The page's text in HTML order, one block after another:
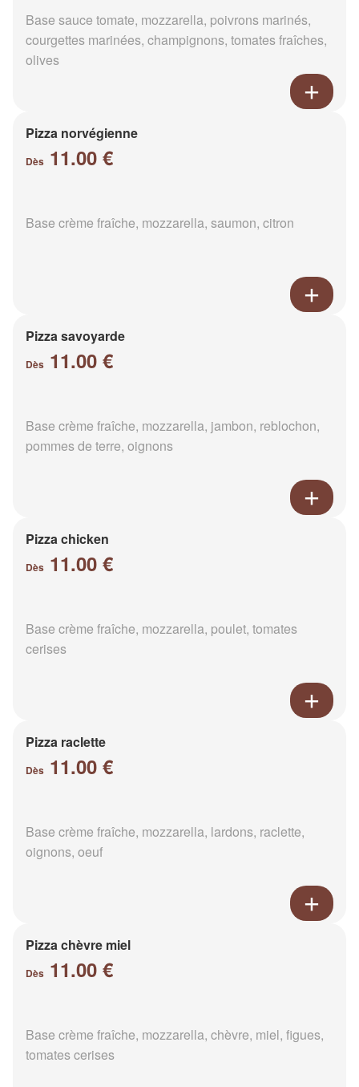
Base sauce tomate, mozzarella, poivrons marinés,
courgettes marinées, champignons, tomates fraîches,
olives
Pizza norvégienne
Dès 11.00 €
Base crème fraîche, mozzarella, saumon, citron
Pizza savoyarde
Dès 11.00 €
Base crème fraîche, mozzarella, jambon, reblochon,
pommes de terre, oignons
Pizza chicken
Dès 11.00 €
Base crème fraîche, mozzarella, poulet, tomates
cerises
Pizza raclette
Dès 11.00 €
Base crème fraîche, mozzarella, lardons, raclette,
oignons, oeuf
Pizza chèvre miel
Dès 11.00 €
Base crème fraîche, mozzarella, chèvre, miel, figues,
tomates cerises